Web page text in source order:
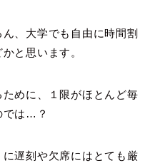
、大学でも自由に時間割
と思います。
めに、１限がほとんど毎
では…？
遅刻や欠席にはとても厳